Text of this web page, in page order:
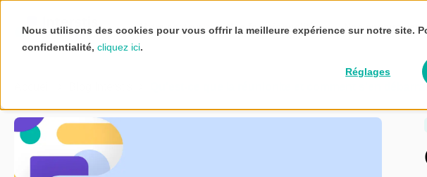
Nous utilisons des cookies pour vous offrir la meilleure expérience sur notre site.
confidentialité, cliquez ici.
Réglages
Votre secteur Nos fonctionnalités Nos
Qu'est-ce que la réunionite et comment s'en